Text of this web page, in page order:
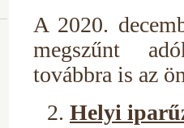
A 2020.
megszűnt
továbbra is az
Helyi